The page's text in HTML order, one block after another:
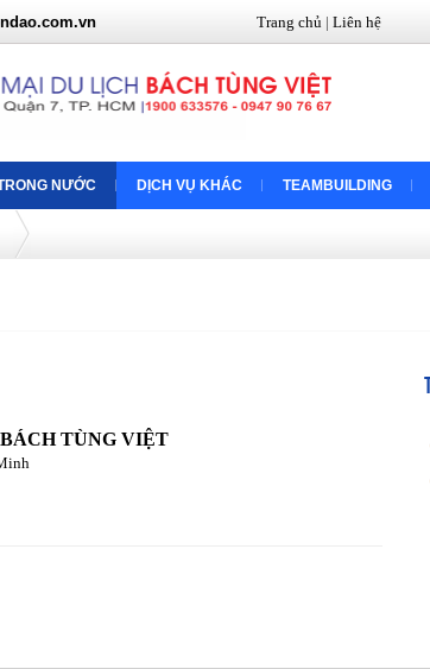
Trang chủ| Liên hệ
NƯỚC DỊCH VỤ KHÁC TEAMBUILDING
TÙNG VIỆT